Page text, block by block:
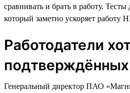
сравнивать и брать в работу.
который заметно ускоряет работу
Работодатели
Генеральный директор ПАО